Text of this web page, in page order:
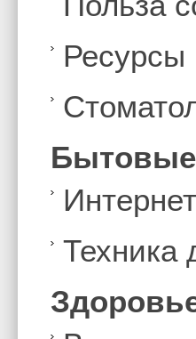
Ресурсы
Техника